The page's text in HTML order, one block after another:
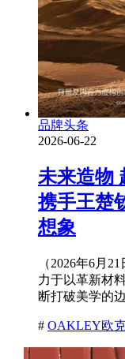
品牌头条
2026-06-22
未来造物
携手王楚
想象
（2026年6月
力于以革新材
断打破美学的
# OAKLEY欧